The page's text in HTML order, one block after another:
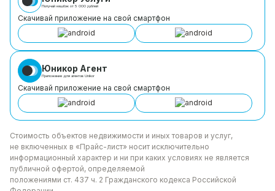
Получай кешбэк от 5 000 рублей
Скачивай приложение на свой смартфон
Юникор Агент
Приложение для агентов Unikor
Скачивай приложение на свой смартфон
Стоимость объектов недвижимости и иных товаров и услуг,
не включенных в «Прайс-лист» носит исключительно
информационный характер и ни при каких условиях не является
публичной офертой, определяемой
положениями ст. 437 ч. 2 Гражданского кодекса Российской